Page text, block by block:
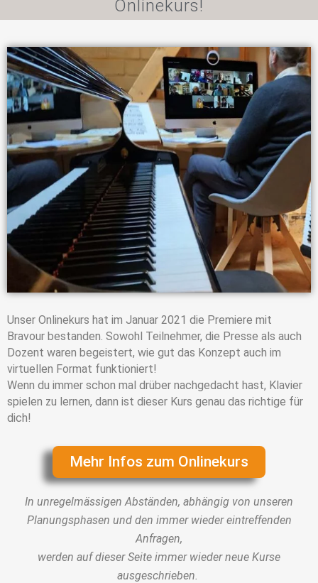
Onlinekurs!
Unser Onlinekurs hat im Januar 2021 die Premiere mit
Bravour bestanden. Sowohl Teilnehmer, die Presse als auch
Dozent waren begeistert, wie gut das Konzept auch im
virtuellen Format funktioniert!
Wenn du immer schon mal drüber nachgedacht hast, Klavier
spielen zu lernen, dann ist dieser Kurs genau das richtige für
dich!
Mehr Infos zum Onlinekurs
In unregelmässigen Abständen, abhängig von unseren
Planungsphasen und den immer wieder eintreffenden
Anfragen,
werden auf dieser Seite immer wieder neue Kurse
ausgeschrieben.